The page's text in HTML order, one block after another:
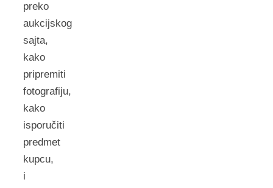
preko
aukcijskog
sajta,
kako
pripremiti
fotografiju,
kako
isporučiti
predmet
kupcu,
i